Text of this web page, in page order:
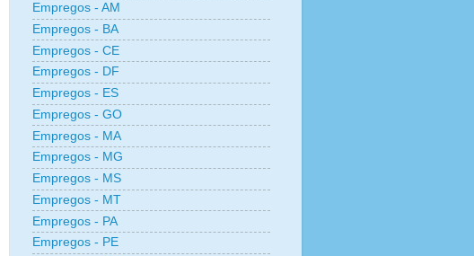
Empregos - AM
Empregos - BA
Empregos - CE
Empregos - DF
Empregos - ES
Empregos - GO
Empregos - MA
Empregos - MG
Empregos - MS
Empregos - MT
Empregos - PA
Empregos - PE